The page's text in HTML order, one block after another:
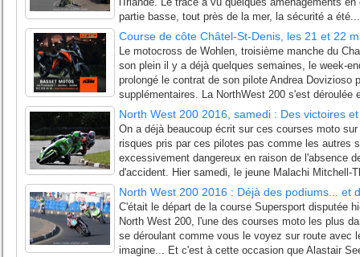
partie basse, tout près de la mer, la sécurité a été...
Course de côte Châtel-St-Denis, les 21 et 22
Le motocross de Wohlen, troisième manche du
son plein il y a déjà quelques semaines, le week-
prolongé le contrat de son pilote Andrea Dovizioso
supplémentaires. La NorthWest 200 s'est déroulée
North West 200 2016, samedi : Des victoires
On a déjà beaucoup écrit sur ces courses moto
risques pris par ces pilotes pas comme les autres
excessivement dangereux en raison de l'absence
d'accident. Hier samedi, le jeune Malachi Mitchell-
North West 200 2016 : Déjà des podiums... et
C'était le départ de la course Supersport disputée
North West 200, l'une des courses moto les plus
se déroulant comme vous le voyez sur route avec
imagine... Et c'est à cette occasion que Alastair